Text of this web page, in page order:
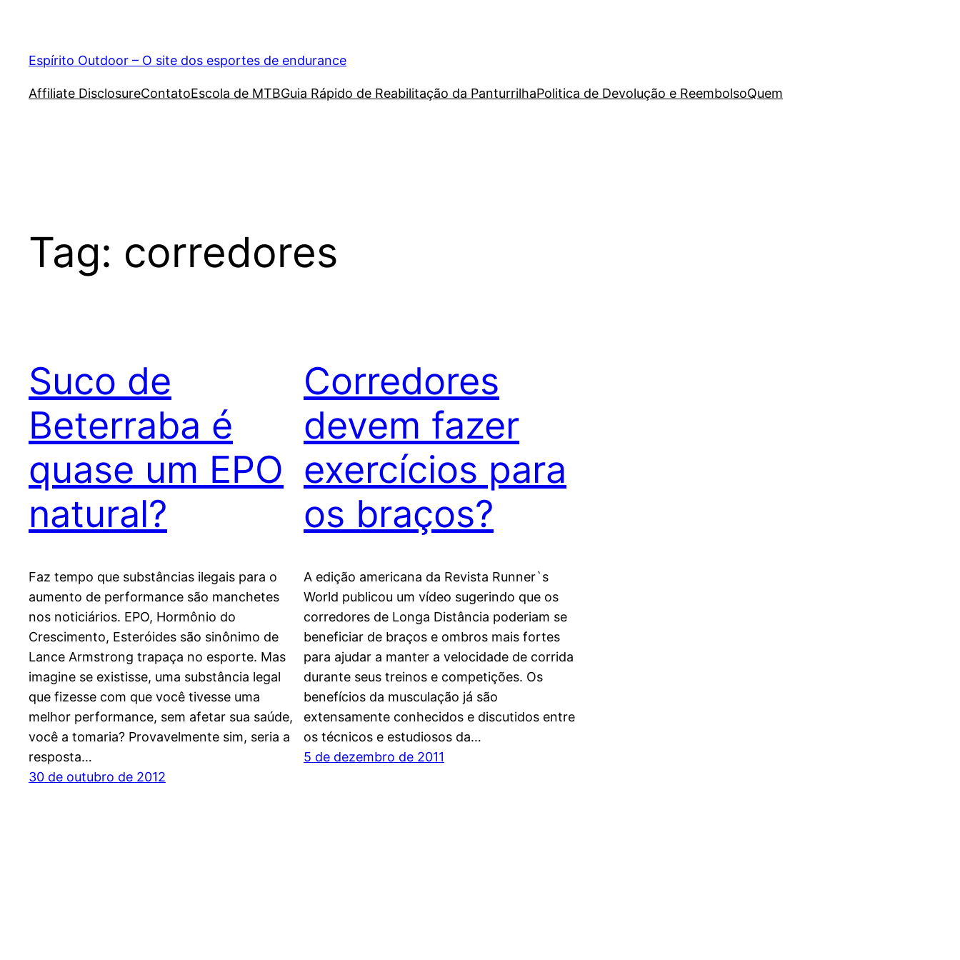
Espírito Outdoor – O site dos esportes de endurance
Affiliate DisclosureContatoEscola de MTBGuia Rápido de Reabilitação da PanturrilhaPolitica de Devolução e ReembolsoQuem
Tag: corredores
Suco de
Beterraba é
quase um EPO
natural?
Faz tempo que substâncias ilegais para o
aumento de performance são manchetes
nos noticiários. EPO, Hormônio do
Crescimento, Esteróides são sinônimo de
Lance Armstrong trapaça no esporte. Mas
imagine se existisse, uma substância legal
que fizesse com que você tivesse uma
melhor performance, sem afetar sua saúde,
você a tomaria? Provavelmente sim, seria a
resposta…
30 de outubro de 2012
Corredores
devem fazer
exercícios para
os braços?
A edição americana da Revista Runner`s
World publicou um vídeo sugerindo que os
corredores de Longa Distância poderiam se
beneficiar de braços e ombros mais fortes
para ajudar a manter a velocidade de corrida
durante seus treinos e competições. Os
benefícios da musculação já são
extensamente conhecidos e discutidos entre
os técnicos e estudiosos da…
5 de dezembro de 2011